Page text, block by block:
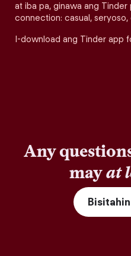
at iba pa, ginawa ang Tinder
connection: casual,
I-download ang Tinder app
Any
mayat